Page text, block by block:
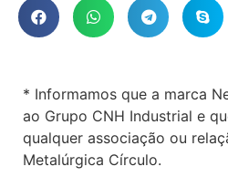
* Informamos que a marca
ao Grupo CNH Industrial e
qualquer associação ou
Metalúrgica Círculo.